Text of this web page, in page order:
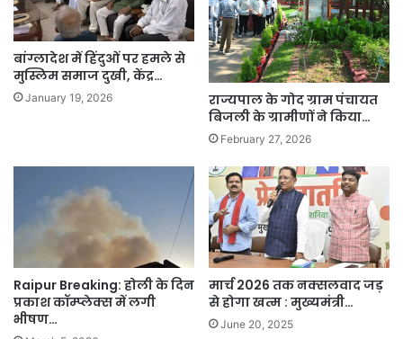
बांग्लादेश में हिंदुओं पर हमले से
मुस्लिम समाज दुखी, केंद्र…
January 19, 2026
राज्यपाल के गोद ग्राम पंचायत
बिजली के ग्रामीणों ने किया…
February 27, 2026
Raipur Breaking: होली के दिन
प्रकाश कॉम्प्लेक्स में लगी
भीषण…
मार्च 2026 तक नक्सलवाद जड़
से होगा खत्म : मुख्यमंत्री…
June 20, 2025